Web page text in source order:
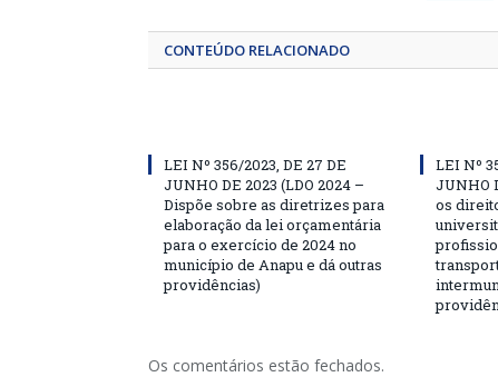
CONTEÚDO RELACIONADO
LEI Nº 356/2023, DE 27 DE
JUNHO DE 2023 (LDO 2024 –
Dispõe sobre as diretrizes para
elaboração da lei orçamentária
para o exercício de 2024 no
município de Anapu e dá outras
providências)
LEI Nº
JUNHO
os
Os comentários estão fechados.